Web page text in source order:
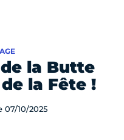
la Butte
la Fête !
07/10/2025